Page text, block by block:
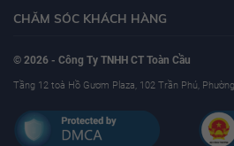
CHĂM SÓC KHÁCH HÀNG
© 2026 - Công Ty TNHH CT Toàn Cầu
Tầng 12 toà Hồ Gươm Plaza, 102 Trần Phú,